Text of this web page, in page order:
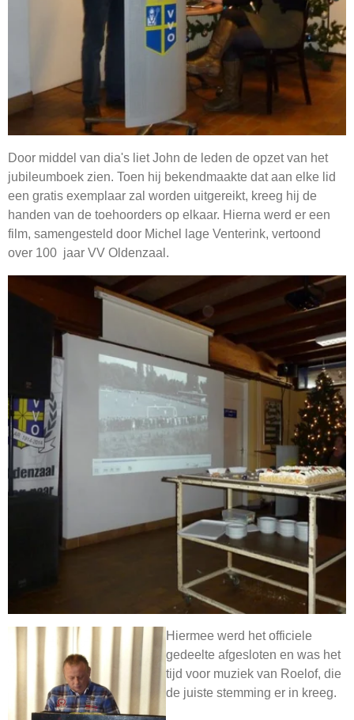
Door middel van dia's liet John de leden de opzet van het
jubileumboek zien. Toen hij bekendmaakte dat aan elke lid
een gratis exemplaar zal worden uitgereikt, kreeg hij de
handen van de toehoorders op elkaar. Hierna werd er een
film, samengesteld door Michel lage Venterink, vertoond
over 100 jaar VV Oldenzaal.
Hiermee werd het officiele
gedeelte afgesloten en was het
tijd voor muziek van Roelof, die
de juiste stemming er in kreeg.